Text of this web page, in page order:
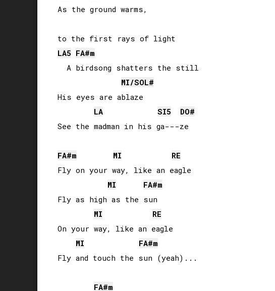
As the ground warms,
LA5 FA#m
  A birdsong shatters the still
MI/SOL#
His eyes are ablaze
LA
SI5
DO#
See the madman in his ga---ze
FA#m MI
RE
Fly on your way, like an eagle
MI
FA#m
Fly as high as the sun
MI
RE
On your way, like an eagle
MI
FA#m
Fly and touch the sun (yeah)...
FA#m